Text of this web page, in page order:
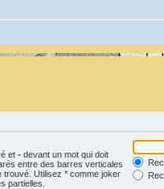
et - devant un mot qui doit
entre des barres verticales
trouvé. Utilisez * comme joker
partielles.